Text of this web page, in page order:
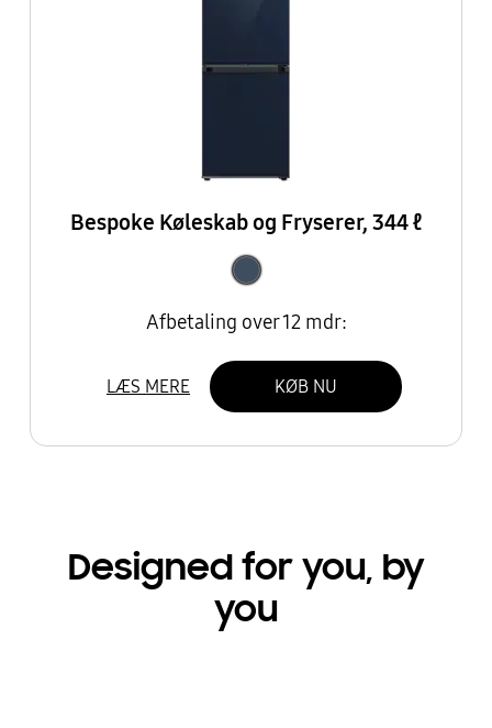
Bespoke Køleskab og Fryserer, 344 ℓ
Afbetaling over 12 mdr:
LÆS MERE KØB NU
Designed for you, by
you